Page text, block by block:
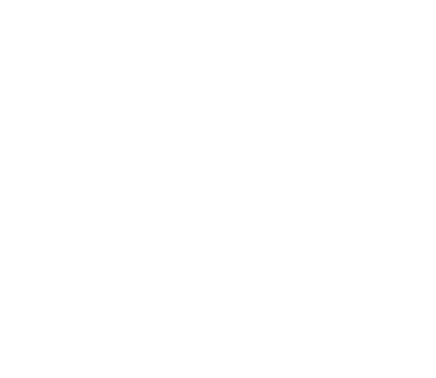
visitantes em 4 anos de existência.
de Bangu, no Rio
do PT apresenta moção para diretor do Sebrae